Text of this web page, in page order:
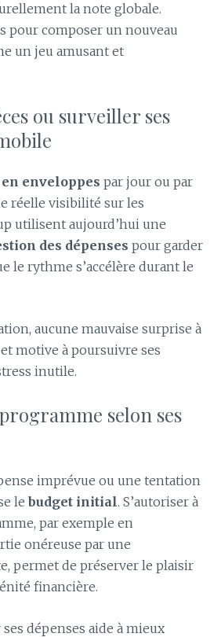
la note globale.
pour composer un nouveau
un jeu amusant et
ou surveiller ses
enveloppes par jour ou par
réelle visibilité sur les
utilisent aujourd’hui une
des dépenses pour garder
le rythme s’accélère durant le
aucune mauvaise surprise à
motive à poursuivre ses
inutile.
selon ses
imprévue ou une tentation
lebudget initial. S’autoriser à
par exemple en
onéreuse par une
permet de préserver le plaisir
financière.
dépenses aide à mieux